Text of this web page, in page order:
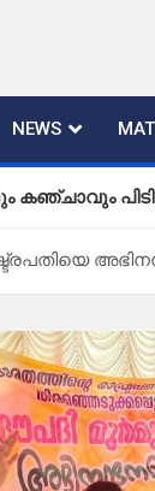
NEWS